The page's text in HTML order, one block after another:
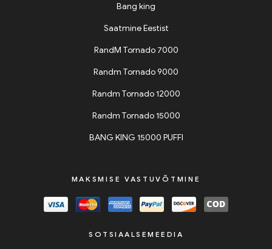
Bang king
Saatmine Eestist
RandM Tornado 7000
Randm Tornado 9000
Randm Tornado 12000
Randm Tornado 15000
BANG KING 15000 PUFFI
MAKSMISE VASTUVÕTMINE
SOTSIAALSEMEEDIA